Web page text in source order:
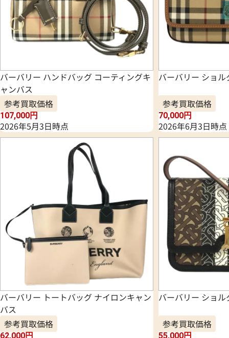
バーバリー ハンドバッグ コーティングキ
ャンバス
参考買取価格
107,000円
2026年5月3日時点
バーバリー ショル
参考買取価格
70,000円
2026年6月3日時点
バーバリー トートバッグ ナイロンキャン
バス
参考買取価格
62,000円
バーバリー ショ
参考買取価格
55,000円